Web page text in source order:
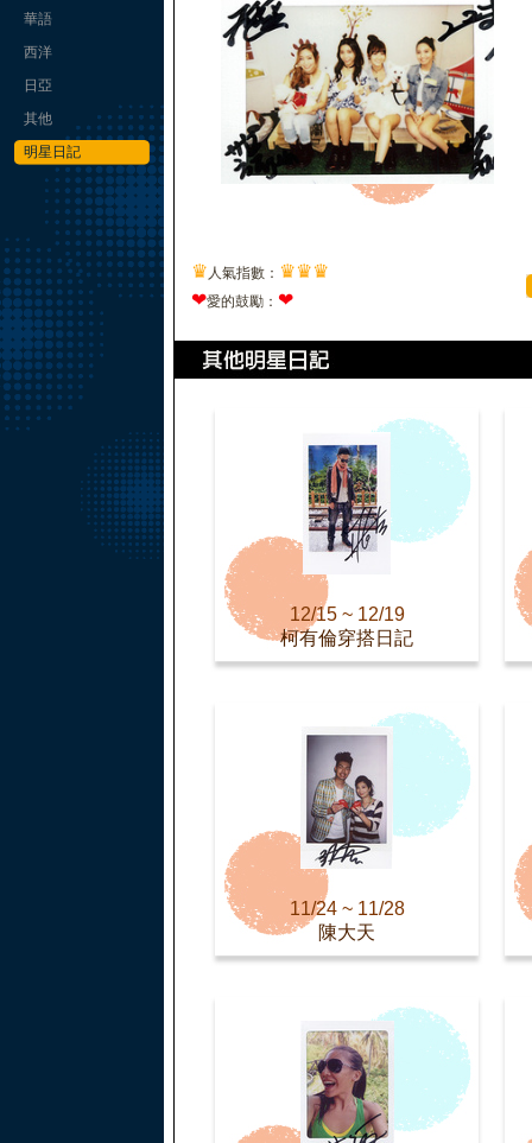
華語
西洋
日亞
其他
明星日記
♛ 人氣指數： ♛♛♛
❤愛的鼓勵： ❤
12/15 ~ 12/19
柯有倫穿搭日記
11/24 ~ 11/28
陳大天